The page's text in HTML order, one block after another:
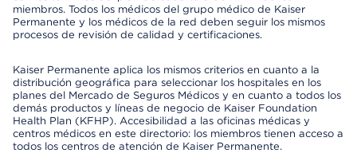
miembros. Todos los médicos del grupo médico de Kaiser
Permanente y los médicos de la red deben seguir los mismos
procesos de revisión de calidad y certificaciones.
Kaiser Permanente aplica los mismos criterios en cuanto a la
distribución geográfica para seleccionar los hospitales en los
planes del Mercado de Seguros Médicos y en cuanto a todos los
demás productos y líneas de negocio de Kaiser Foundation
Health Plan (KFHP). Accesibilidad a las oficinas médicas y
centros médicos en este directorio: los miembros tienen acceso a
todos los centros de atención de Kaiser Permanente.